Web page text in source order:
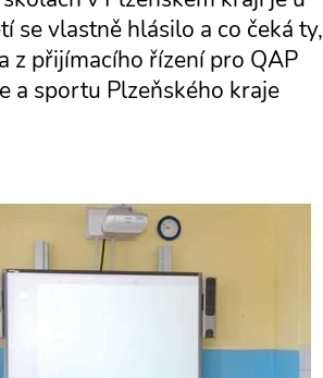
se vlastně hlásilo a co čeká ty,
z přijímacího řízení pro QAP
a sportu Plzeňského kraje